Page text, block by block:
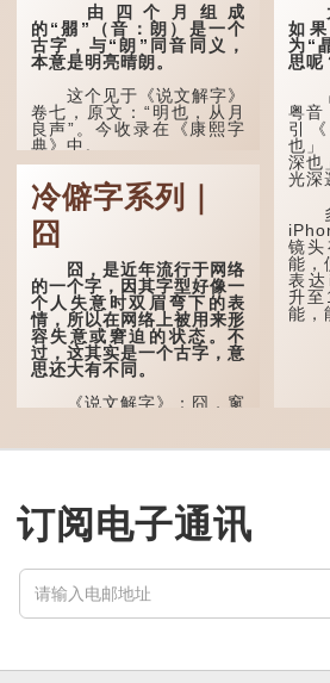
由四个月组成
的“朤”（音：朗）是一个
古字，与“朗”同音同义，
本意是明亮晴朗。
这个见于《说文解字》
卷七，原文：“明也，从月
良声”。今收录在《康熙字
典》中。
这个字，用法颇多。
“朤朤干坤，舍我其
谁。”干坤是《周易》中的
两个卦名，这里指天地、宇
宙等，形容政治清明，天下
太平！
“天空朤朤，任鸟儿高
飞。”也是指天清气明，鸟
儿可高飞。
“朤朤脆脆”就是形容办
事爽快干脆。我...
冷僻字系列｜
囧
囧，是近年流行于网络
的一个字，因其字型好像一
个人失意时双眉弯下的表
情，所以在网络上被用来形
容失意或窘迫的状态。不
过，这其实是一个古字，意
思还大有不同。
《说文解字》：囧，窻
「囱」一样都是「窗」的象
示在囧地种黍。
这个古字十分少用，直
行表情符号，这个字也被网
民当做表情符号来用。
囧字的「八」像一对委
大
如
为“
思呢
瞐
粤音
引
也」
深也
光深
多
镜
能，
表
升至
能，
订阅电子通讯